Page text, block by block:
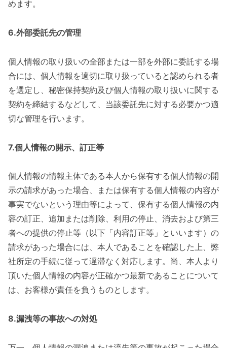
めます。
6.外部委託先の管理
個人情報の取り扱いの全部または一部を外部に委託する場
合には、個人情報を適切に取り扱っていると認められる者
を選定し、秘密保持契約及び個人情報の取り扱いに関する
契約を締結するなどして、当該委託先に対する必要かつ適
切な管理を行います。
7.個人情報の開示、訂正等
個人情報の情報主体である本人から保有する個人情報の開
示の請求があった場合、または保有する個人情報の内容が
事実でないという理由等によって、保有する個人情報の内
容の訂正、追加または削除、利用の停止、消去および第三
者への提供の停止等（以下「内容訂正等」といいます）の
請求があった場合には、本人であることを確認した上、弊
社所定の手続に従って遅滞なく対応します。尚、本人より
頂いた個人情報の内容が正確かつ最新であることについて
は、お客様が責任を負うものとします。
8.漏洩等の事故への対処